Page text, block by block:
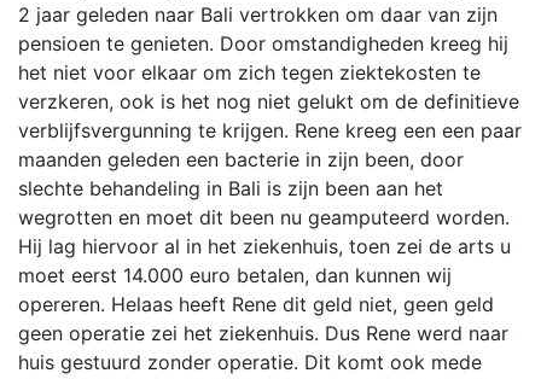
2 jaar geleden naar Bali vertrokken om daar van zijn
pensioen te genieten. Door omstandigheden kreeg hij
het niet voor elkaar om zich tegen ziektekosten te
verzkeren, ook is het nog niet gelukt om de definitieve
verblijfsvergunning te krijgen. Rene kreeg een een paar
maanden geleden een bacterie in zijn been, door
slechte behandeling in Bali is zijn been aan het
wegrotten en moet dit been nu geamputeerd worden.
Hij lag hiervoor al in het ziekenhuis, toen zei de arts u
moet eerst 14.000 euro betalen, dan kunnen wij
opereren. Helaas heeft Rene dit geld niet, geen geld
geen operatie zei het ziekenhuis. Dus Rene werd naar
huis gestuurd zonder operatie. Dit komt ook mede